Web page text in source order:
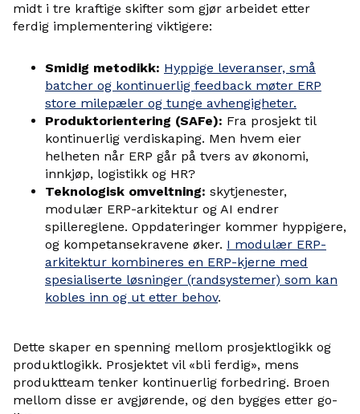
midt i tre kraftige skifter som gjør arbeidet etter
ferdig implementering viktigere:
Smidig metodikk: Hyppige leveranser, små
batcher og kontinuerlig feedback møter ERP
store milepæler og tunge avhengigheter.
Produktorientering (SAFe): Fra prosjekt til
kontinuerlig verdiskaping. Men hvem eier
helheten når ERP går på tvers av økonomi,
innkjøp, logistikk og HR?
Teknologisk omveltning: skytjenester,
modulær ERP-arkitektur og AI endrer
spillereglene. Oppdateringer kommer hyppigere,
og kompetansekravene øker. I modulær ERP-
arkitektur kombineres en ERP-kjerne med
spesialiserte løsninger (randsystemer) som kan
kobles inn og ut etter behov.
Dette skaper en spenning mellom prosjektlogikk og
produktlogikk. Prosjektet vil «bli ferdig», mens
produktteam tenker kontinuerlig forbedring. Broen
mellom disse er avgjørende, og den bygges etter go-